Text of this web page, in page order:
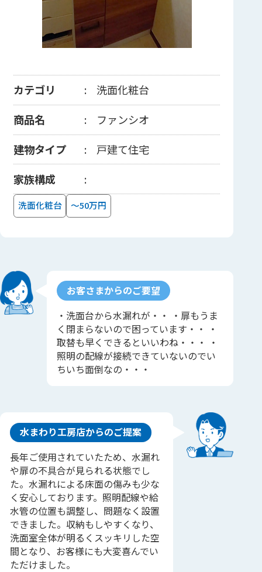
カテゴリ
洗面化粧台
商品名
ファンシオ
建物タイプ
戸建て住宅
家族構成
洗面化粧台 ～50万円
お客さまからのご要望
・洗面台から水漏れが・・ ・扉もうま
く閉まらないので困っています・・ ・
取替も早くできるといいわね・・・ ・
照明の配線が接続できていないのでい
ちいち面倒なの・・・
水まわり工房店からのご提案
長年ご使用されていたため、水漏れ
や扉の不具合が見られる状態でし
た。水漏れによる床面の傷みも少な
く安心しております。照明配線や給
水管の位置も調整し、問題なく設置
できました。収納もしやすくなり、
洗面室全体が明るくスッキリした空
間となり、お客様にも大変喜んでい
ただけました。